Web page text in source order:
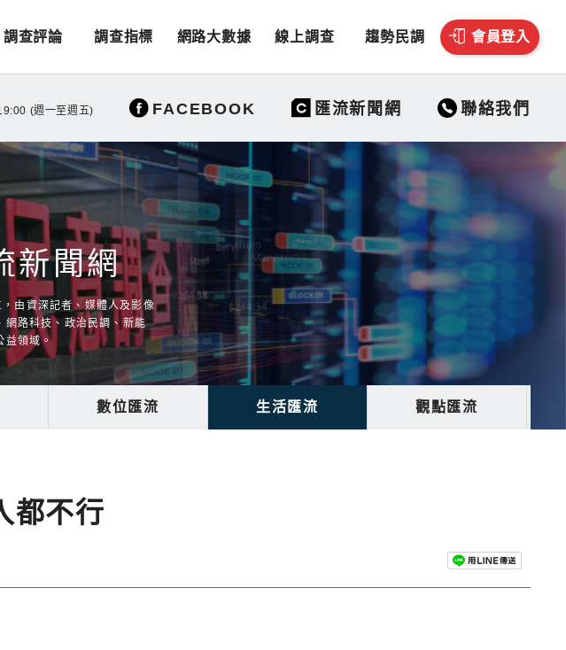
調查評論 調查指標 網路大數據 線上調查 趨勢民調 會員登入
(週一至週五) FACEBOOK 匯流新聞網 聯絡我們
新聞網
由資深記者、媒體人及影像
網路科技、政治民調、新能
益領域。
數位匯流 生活匯流 觀點匯流
都不行